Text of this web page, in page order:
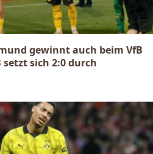
gewinnt auch beim VfB
sich 2:0 durch